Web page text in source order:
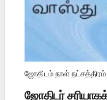
ஜோதிடம் நாள்
ஜோதிடர்